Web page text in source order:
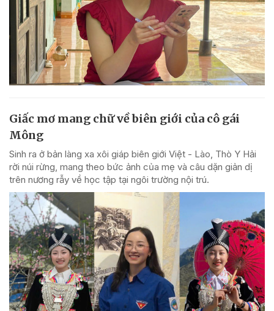
Giấc mơ mang chữ về biên giới của cô gái
Mông
Sinh ra ở bản làng xa xôi giáp biên giới Việt - Lào, Thò Y Hải
rời núi rừng, mang theo bức ảnh của mẹ và câu dặn giản dị
trên nương rẫy về học tập tại ngôi trường nội trú.